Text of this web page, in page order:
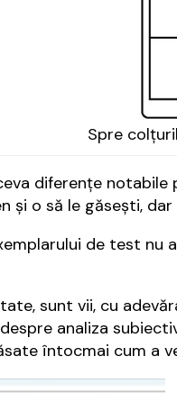
Spre
diferențe
și o să le găsești,
de test
sunt vii, cu
analiza
întocmai cum a